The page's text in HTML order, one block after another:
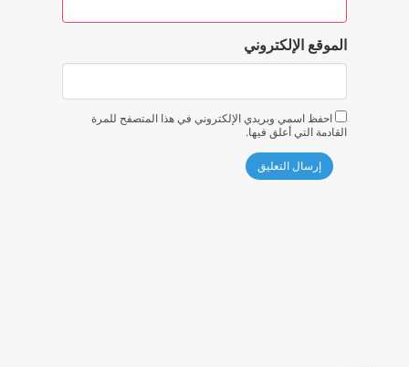
الموقع الإلكتروني
احفظ اسمي وبريدي الإلكتروني في هذا المتصفح للمرة
القادمة التي أعلق فيها.